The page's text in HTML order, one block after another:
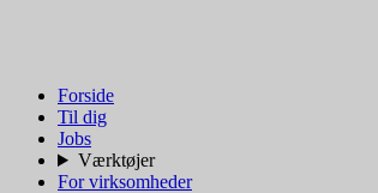
Forside
Til dig
Jobs
Værktøjer
For virksomheder